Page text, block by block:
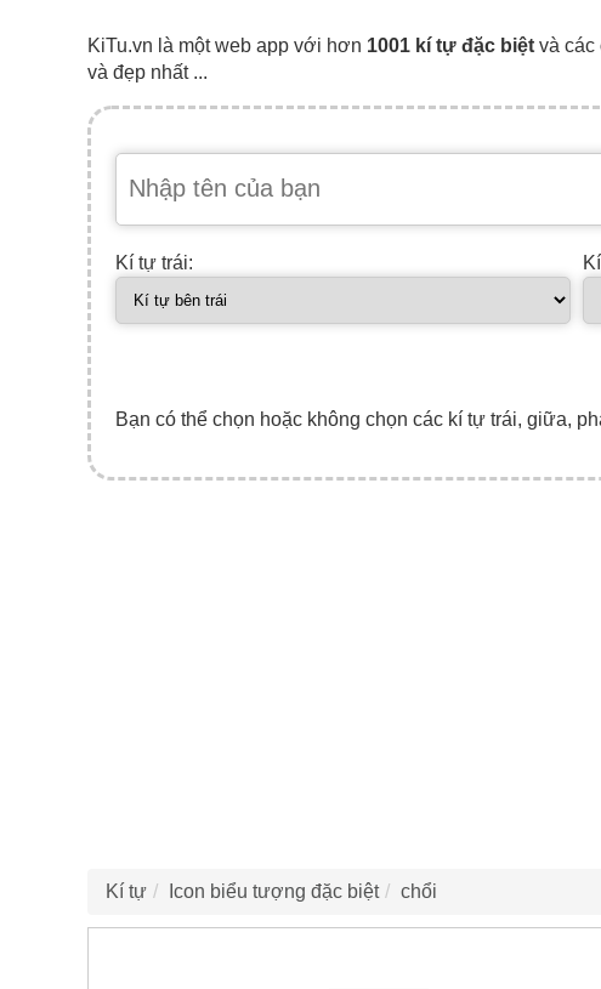
KiTu.vn là một web app với hơn 1001 kí tự đặc biệt và các
và đẹp nhất ...
Kí tự trái:
Bạn có thể chọn hoặc không chọn các kí tự trái, giữa,
Kí tự Icon biểu tượng đặc biệt chổi